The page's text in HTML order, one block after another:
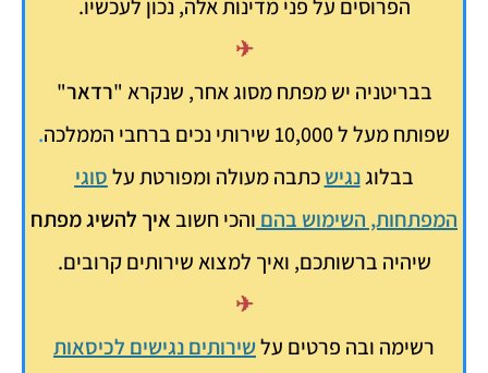
הפרוסים על פני מדינות אלה, נכון לעכשיו.
✈
בבריטניה יש מפתח מסוג אחר, שנקרא "רדאר"
שפותח מעל ל 10,000 שירותי נכים ברחבי הממלכה
.
בבלוגנגיש כתבה מעולה ומפורטת עלסוגי
המפתחות, השימוש בהם והכי חשוב איך להשיג מפתח
שיהיה ברשותכם, ואיך למצוא שירותים קרובים.
✈
רשימה ובה פרטים עלשירותים נגישים לכיסאות